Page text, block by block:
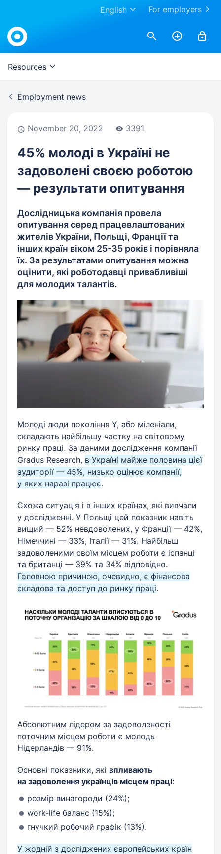
For employers
English
Work.ua
Resources
Employment news
November 20, 2022 3391
45% молоді в Україні не
задоволені своєю роботою
— результати опитування
Дослідницька компанія провела
опитування серед працевлаштованих
жителів України, Польщі, Франції та
інших країн віком 25-35 років і порівняла
їх. За результатами опитування можна
оцінити, які роботодавці привабливіші
для молодих талантів.
Молоді люди покоління Y, або міленіали,
складають найбільшу частку на світовому
ринку праці. За даними дослідження компанії
Gradus Research, в Україні майже половина цієї
аудиторії — 45%, низько оцінює компанії,
у яких наразі працює.
Схожа ситуація і в інших країнах, які вивчали
у дослідженні. У Польщі цей показник навіть
вищий — 52% невдоволених, у Франції — 42%,
Німеччині — 33%, Італії — 31%. Найбільш
задоволеними своїм місцем роботи є іспанці
та британці — 39% та 34% відповідно.
Головною причиною, очевидно, є фінансова
складова та доступ до ринку праці.
Абсолютним лідером за задоволеності
поточним місцем роботи є молодь
Нідерландів — 91%.
Основні показники, які впливають
на задоволення українців місцем праці:
розмір винагороди (24%);
work-life баланс (15%);
гнучкий робочий графік (13%).
У жодній з досліджених європейських країн